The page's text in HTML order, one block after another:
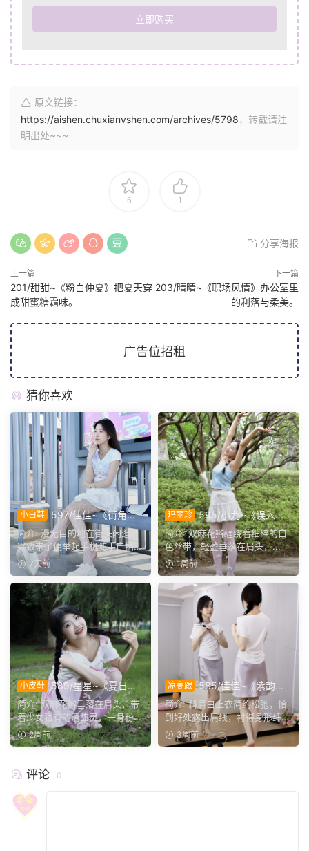
立即购买
原文链接：
https://aishen.chuxianvshen.com/archives/5798，转载请注
明出处~~~
6 1
分享海报
上一篇
201/甜甜~《粉白仲夏》把夏天穿
成甜蜜糖霜味。
下一篇
203/晴晴~《职场风情》办公室里
的利落与柔美。
广告位招租
猜你喜欢
小白鞋
597/佳佳~《街角漫
行》闲逛自拍，在公交站台戴
着耳机等候一场晚风。
简介: 漫无目的地在街头闲逛，
兴致来了便举起手机随手自拍
(有第一视角自拍图)，...
7天前
玛丽珍 595/小九~《误入绿
意》漫步林间，定格一帧清甜
的夏日光景。
简介: 双麻花辫缠绕着细碎的白
色丝带，轻盈垂落在肩头，...
1周前
小皮鞋 589/星星~《夏日来
信》林间微风漫过枝叶，编织
出温柔的夏日序曲。
简介: 双麻花辫垂落在肩头，带
着少女独有的清甜灵，一身粉白
配色...
2周前
凉高跟 585/佳佳~《紫韵微
光》麻花辫藏起一整个初夏温
柔。
简介: 斜肩白上衣简约松弛，恰
到好处露出肩线，衬得身形纤细
柔和；淡紫醋酸半身...
3周前
评论 0